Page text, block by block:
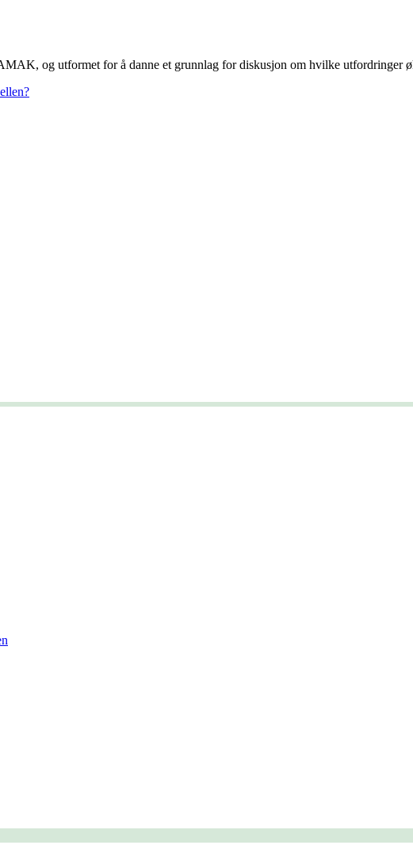
og utformet for å danne et grunnlag for diskusjon om hvilke utfordringer